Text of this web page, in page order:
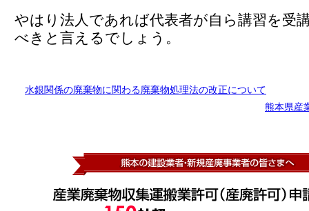
やはり法人であれば代表者が自ら講習を受
べきと言えるでしょう。
水銀関係の廃棄物に関わる廃棄物処理法の改正について
熊本県産